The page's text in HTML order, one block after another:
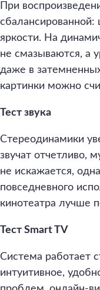
При
яркости. На
не смазываются, а
даже в
картинки можно
Тест звука
Стереодинамики
звучат отчетливо,
не искажается,
повседневного
кинотеатра лучше
Тест Smart TV
Система работает
интуитивное,